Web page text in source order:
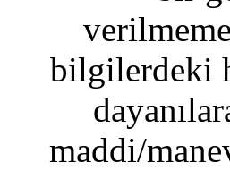
bilgilerdeki
maddi/